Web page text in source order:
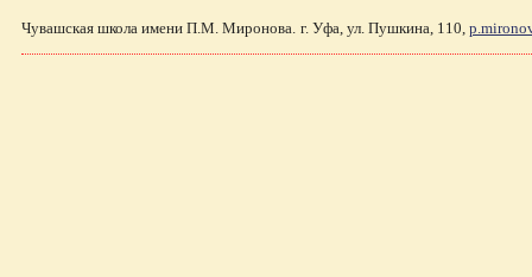
Чувашская школа имени П.М. Миронова. г. Уфа, ул. Пушкина, 110,